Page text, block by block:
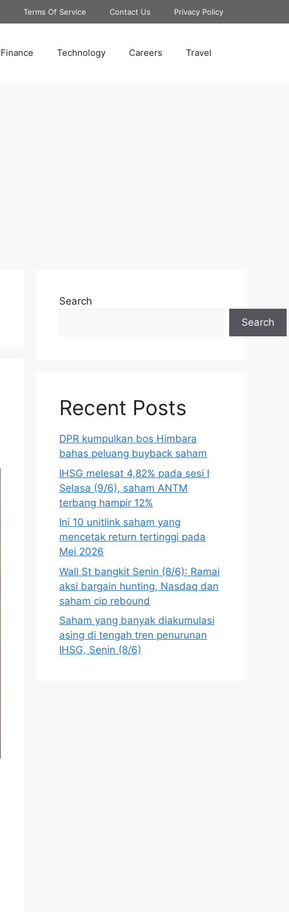
Terms Of Service Contact Us Privacy Policy
Finance Technology Careers Travel
Search
Search
Recent Posts
DPR kumpulkan bos Himbara
bahas peluang buyback saham
IHSG melesat 4,82% pada sesi I
Selasa (9/6), saham ANTM
terbang hampir 12%
Ini 10 unitlink saham yang
mencetak return tertinggi pada
Mei 2026
Wall St bangkit Senin (8/6): Ramai
aksi bargain hunting, Nasdaq dan
saham cip rebound
Saham yang banyak diakumulasi
asing di tengah tren penurunan
IHSG, Senin (8/6)